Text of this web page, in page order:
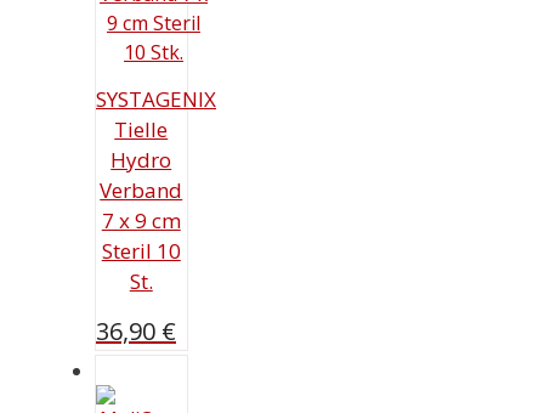
SYSTAGENIX
Tielle
Hydro
Verband
7 x 9 cm
Steril 10
St.
36,90 €